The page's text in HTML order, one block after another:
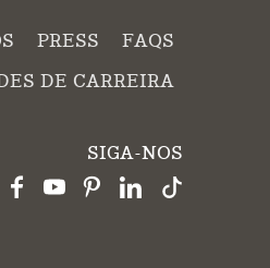
PRESS
FAQS
DE CARREIRA
SIGA-NOS